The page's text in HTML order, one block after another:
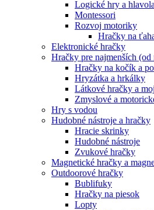
Logické hry a
Montessori
Rozvoj motoriky
Hračky na
Elektronické hračky
Hračky pre najmenších (od
Hračky na kočík a
Hryzátka a hrkálky
Látkové hračky a
Zmyslové a
Hry s vodou
Hudobné nástroje a hračky
Hracie skrinky
Hudobné nástroje
Zvukové hračky
Magnetické hračky a
Outdoorové hračky
Bublifuky
Hračky na piesok
Lopty